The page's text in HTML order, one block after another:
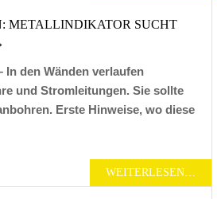
METALLINDIKATOR SUCHT
In den Wänden verlaufen
und Stromleitungen. Sie sollte
Erste Hinweise, wo diese
WEITERLESEN…